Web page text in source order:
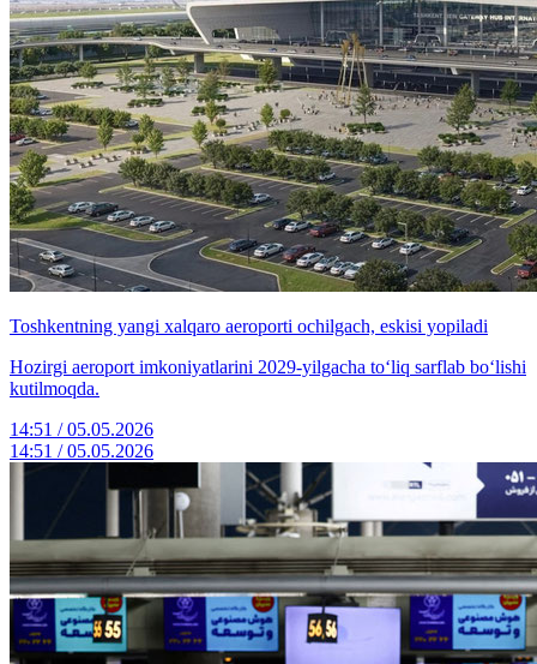
Toshkentning yangi xalqaro aeroporti ochilgach, eskisi yopiladi
Hozirgi aeroport imkoniyatlarini 2029-yilgacha to‘liq sarflab bo‘lishi
kutilmoqda.
14:51 / 05.05.2026
14:51 / 05.05.2026